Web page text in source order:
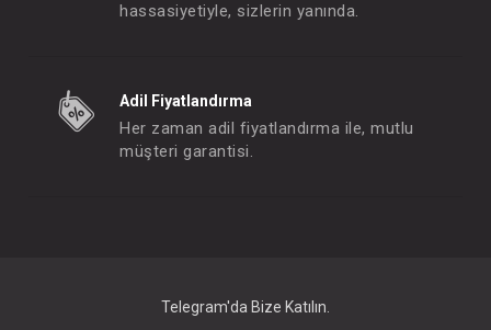
hassasiyetiyle, sizlerin yanında.
Adil Fiyatlandırma
Her zaman adil fiyatlandırma ile, mutlu
müşteri garantisi.
Telegram'da Bize Katılın.